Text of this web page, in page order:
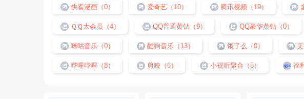
快看漫画（0） 爱奇艺（10） 腾讯视频（19）
ＱＱ大会员（4） QQ普通黄钻（9） QQ豪华黄钻（0）
咪咕音乐（0） 酷狗音乐（13） 饿了么（0）
哔哩哔哩（8） 剪映（6） 小视听聚合（5） 福